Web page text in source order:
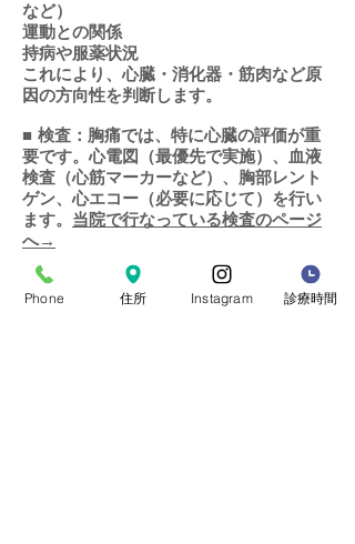
など）
運動との関係
持病や服薬状況
これにより、心臓・消化器・筋肉など原
因の方向性を判断します。
■ 検査：胸痛では、特に心臓の評価が重
要です。心電図（最優先で実施）、血液
検査（心筋マーカーなど）、胸部レント
ゲン、心エコー（必要に応じて）を行い
ます。 当院で行なっている検査のページ
へ→
■ 治療：原因に応じて適切な治療を行い
ます。
Phone 住所 Instagram 診療時間